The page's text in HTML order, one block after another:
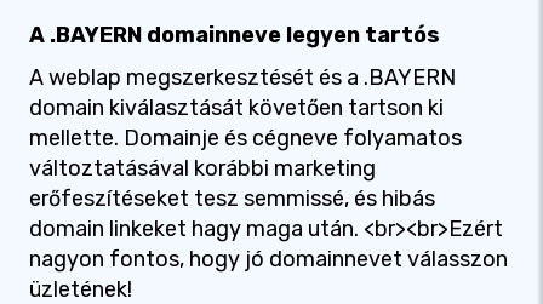
A .BAYERN domainneve legyen tartós
A weblap megszerkesztését és a .BAYERN
domain kiválasztását követően tartson ki
mellette. Domainje és cégneve folyamatos
változtatásával korábbi marketing
erőfeszítéseket tesz semmissé, és hibás
domain linkeket hagy maga után. <br><br>Ezért
nagyon fontos, hogy jó domainnevet válasszon
üzletének!